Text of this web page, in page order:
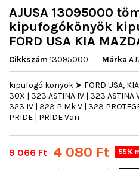
AJUSA 13095000
kipufogókönyök
FORD USA KIA
Cikkszám 13095000 Márka
kipufogó könyök ➤ FORD USA, KIA,
30X | 323 ASTINA IV | 323 ASTINA
323 IV | 323 P Mk V | 323
PRIDE | PRIDE Van
9 066 Ft 4 080 Ft 55%